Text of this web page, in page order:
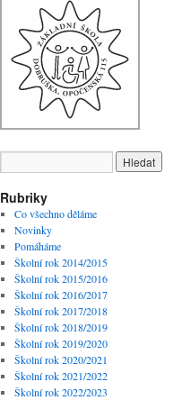
Rubriky
Co všechno děláme
Novinky
Pomáháme
Školní rok 2014/2015
Školní rok 2015/2016
Školní rok 2016/2017
Školní rok 2017/2018
Školní rok 2018/2019
Školní rok 2019/2020
Školní rok 2020/2021
Školní rok 2021/2022
Školní rok 2022/2023